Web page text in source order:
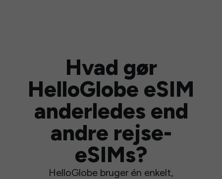
Hvad gør
HelloGlobe eSIM
anderledes end
andre rejse-
eSIMs?
HelloGlobe bruger én enkelt,